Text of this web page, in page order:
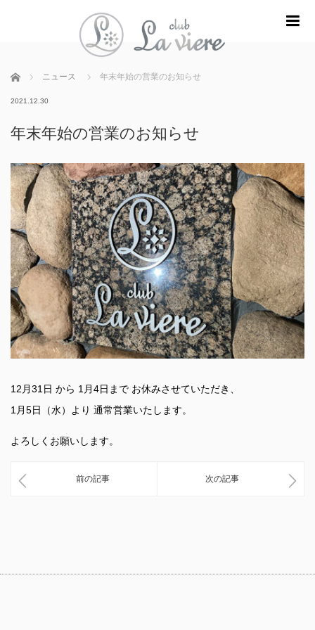
ホーム ニュース 年末年始の営業のお知らせ
2021.12.30
年末年始の営業のお知らせ
12月31日 から 1月4日まで お休みさせていただき、
1月5日（水）より 通常営業いたします。
よろしくお願いします。
前の記事 次の記事